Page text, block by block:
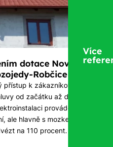
dotace Nová
Robčice
k zákazníkovi. Vše
od začátku až do
prováděli
ale hlavně s mozkem, co u
na 110 procent. Za mě
Více